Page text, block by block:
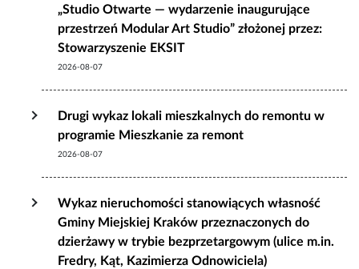
„Studio Otwarte — wydarzenie inaugurujące
przestrzeń Modular Art Studio” złożonej przez:
Stowarzyszenie EKSIT
2026-08-07
Drugi wykaz lokali mieszkalnych do remontu w
programie Mieszkanie za remont
2026-08-07
Wykaz nieruchomości stanowiących własność
Gminy Miejskiej Kraków przeznaczonych do
dzierżawy w trybie bezprzetargowym (ulice m.in.
Fredry, Kąt, Kazimierza Odnowiciela)